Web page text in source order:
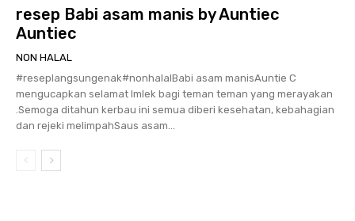
resep Babi asam manis by Auntiec
Auntiec
NON HALAL
#reseplangsungenak#nonhalalBabi asam manisAuntie C
mengucapkan selamat Imlek bagi teman teman yang merayakan
.Semoga ditahun kerbau ini semua diberi kesehatan, kebahagian
dan rejeki melimpahSaus asam...